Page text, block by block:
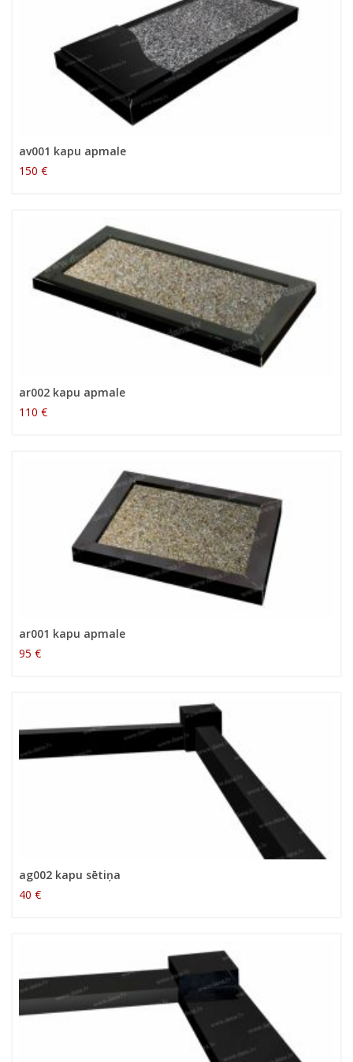
av001 kapu apmale
150 €
ar002 kapu apmale
110 €
ar001 kapu apmale
95 €
ag002 kapu sētiņa
40 €